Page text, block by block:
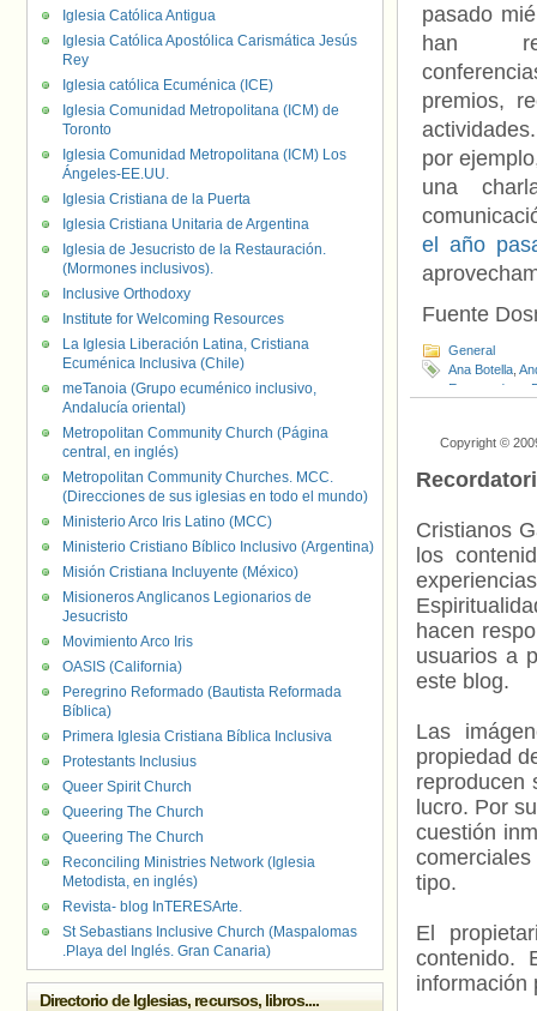
pasado
han
premios,
por
una
el año
Fuente
General
Ana Botella
Extremadura
Copyright ©
Cristianos
los
hacen
usuarios a
este blog.
Las
propiedad
reproducen
lucro. Por
cuestión
tipo.
El
contenido.
información
Iglesia Católica Antigua
Iglesia Católica Apostólica Carismática Jesús
Rey
Iglesia católica Ecuménica (ICE)
Iglesia Comunidad Metropolitana (ICM) de
Toronto
Iglesia Comunidad Metropolitana (ICM) Los
Ángeles-EE.UU.
Iglesia Cristiana de la Puerta
Iglesia Cristiana Unitaria de Argentina
Iglesia de Jesucristo de la Restauración.
(Mormones inclusivos).
Inclusive Orthodoxy
Institute for Welcoming Resources
La Iglesia Liberación Latina, Cristiana
Ecuménica Inclusiva (Chile)
meTanoia (Grupo ecuménico inclusivo,
Andalucía oriental)
Metropolitan Community Church (Página
central, en inglés)
Metropolitan Community Churches. MCC.
(Direcciones de sus iglesias en todo el mundo)
Ministerio Arco Iris Latino (MCC)
Ministerio Cristiano Bíblico Inclusivo (Argentina)
Misión Cristiana Incluyente (México)
Misioneros Anglicanos Legionarios de
Jesucristo
Movimiento Arco Iris
OASIS (California)
Peregrino Reformado (Bautista Reformada
Bíblica)
Primera Iglesia Cristiana Bíblica Inclusiva
Protestants Inclusius
Queer Spirit Church
Queering The Church
Queering The Church
Reconciling Ministries Network (Iglesia
Metodista, en inglés)
Revista- blog InTERESArte.
St Sebastians Inclusive Church (Maspalomas
.Playa del Inglés. Gran Canaria)
Directorio de Iglesias, recursos, libros....